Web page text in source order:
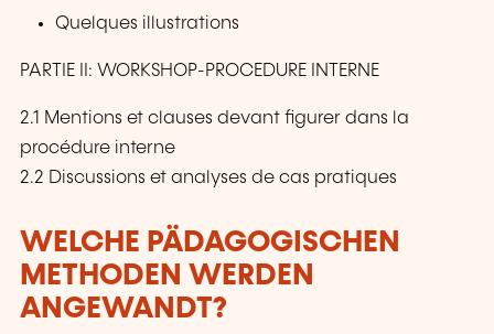
Quelques illustrations
PARTIE II: WORKSHOP-PROCEDURE INTERNE
2.1 Mentions et clauses devant figurer dans la
procédure interne
2.2 Discussions et analyses de cas pratiques
WELCHE PÄDAGOGISCHEN
METHODEN WERDEN
ANGEWANDT?